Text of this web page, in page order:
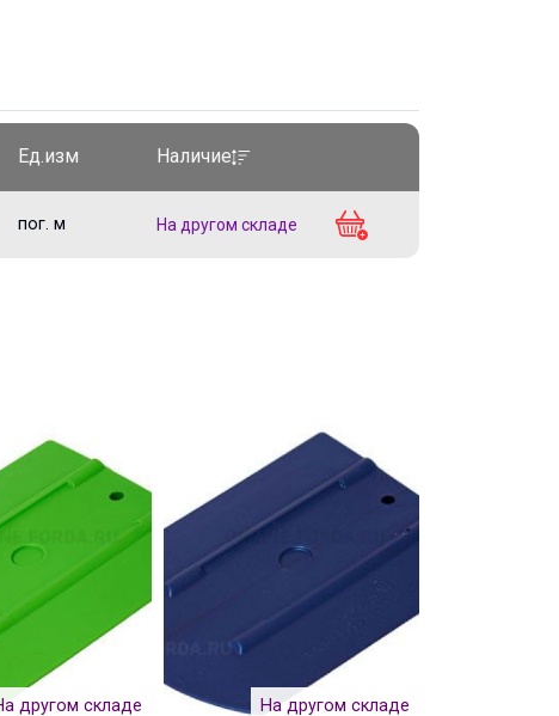
Ед.изм Наличие
пог. м На другом складе
другом складе На другом складе